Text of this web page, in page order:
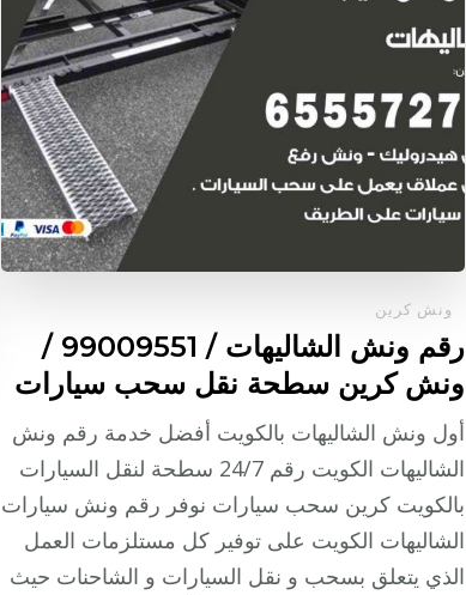
ونش كرين
رقم ونش الشاليهات / 99009551‬ /
ونش كرين سطحة نقل سحب سيارات
أول ونش الشاليهات بالكويت أفضل خدمة رقم ونش
الشاليهات الكويت رقم 24/7 سطحة لنقل السيارات
بالكويت كرين سحب سيارات نوفر رقم ونش سيارات
الشاليهات الكويت على توفير كل مستلزمات العمل
الذي يتعلق بسحب و نقل السيارات و الشاحنات حيث